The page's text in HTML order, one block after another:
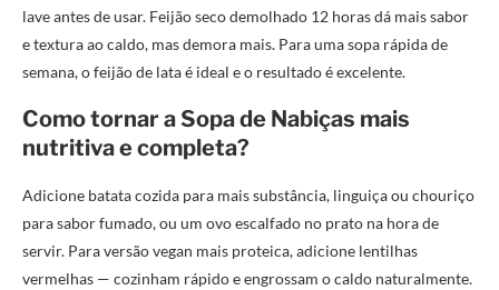
lave antes de usar. Feijão seco demolhado 12 horas dá mais sabor
e textura ao caldo, mas demora mais. Para uma sopa rápida de
semana, o feijão de lata é ideal e o resultado é excelente.
Como tornar a Sopa de Nabiças mais
nutritiva e completa?
Adicione batata cozida para mais substância, linguiça ou chouriço
para sabor fumado, ou um ovo escalfado no prato na hora de
servir. Para versão vegan mais proteica, adicione lentilhas
vermelhas — cozinham rápido e engrossam o caldo naturalmente.